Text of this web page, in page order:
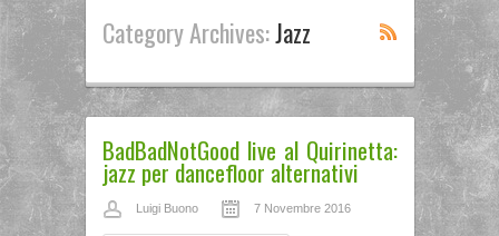
Category Archives:Jazz
BadBadNotGood live al Quirinetta:
jazz per dancefloor alternativi
Luigi Buono 7 Novembre 2016